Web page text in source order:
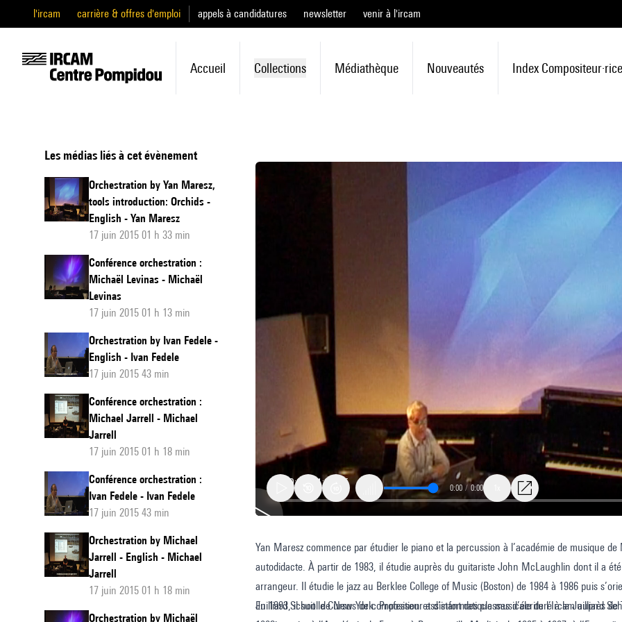
l'ircam carrière & offres d'emploi appels à candidatures newsletter venir à l'ircam
Accueil Collections Médiathèque Nouveautés Index Compositeur·rice
Les médias liés à cet évènement
Orchestration by Yan Maresz,
tools introduction: Orchids -
English - Yan Maresz
17 juin 2015 01 h 33 min
Conférence orchestration :
Michaël Levinas - Michaël
Levinas
17 juin 2015 01 h 13 min
Orchestration by Ivan Fedele -
English - Ivan Fedele
17 juin 2015 43 min
Conférence orchestration :
Michael Jarrell - Michael
Jarrell
17 juin 2015 01 h 18 min
Conférence orchestration :
Ivan Fedele - Ivan Fedele
17 juin 2015 43 min
Orchestration by Michael
Jarrell - English - Michael
Jarrell
17 juin 2015 01 h 18 min
Orchestration by Michaël
Conférence
orchestration,
présentation
des
0:00 / 0:00
Yan Maresz commence par étudier le piano et la percussion à l’académie de musique
autodidacte. À partir de 1983, il étudie auprès du guitariste John McLaughlin dont il a
arrangeur. Il étudie le jazz au Berklee College of Music (Boston) de 1984 à 1986 puis
Juilliard School de New York. Professeur assistant des classes d’écriture à la Juilliard
En 1993, il suit le Cursus de composition et d’informatique musicale de l’Ircam auprès